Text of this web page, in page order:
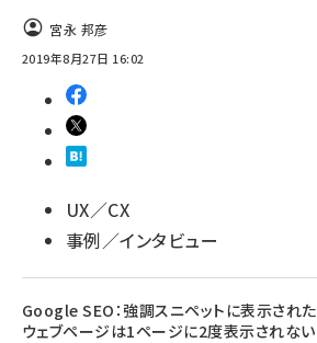
宮永 邦彦
2019年8月27日 16:02
UX／CX
事例／インタビュー
Google SEO：強調スニペットに表示された
ウェブページは1ページに2度表示されない